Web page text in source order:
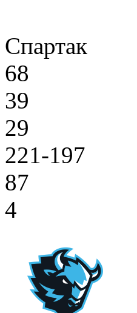
Спартак
68
39
29
221-197
87
4